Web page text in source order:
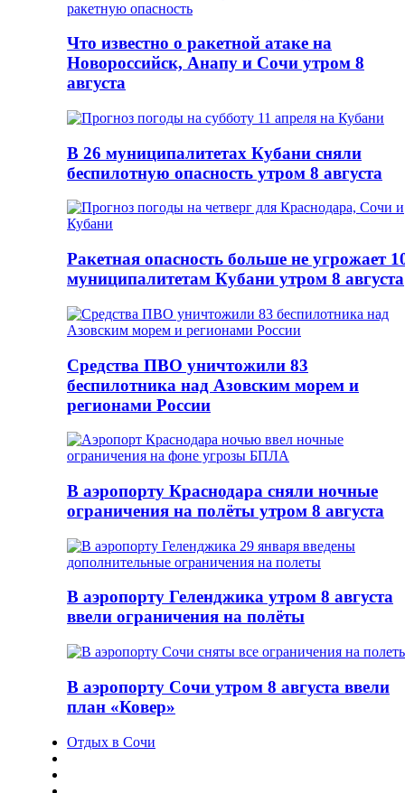
Что известно о ракетной атаке на
Новороссийск, Анапу и Сочи утром 8
августа
В 26 муниципалитетах Кубани сняли
беспилотную опасность утром 8 августа
Ракетная опасность больше не угрожает
муниципалитетам Кубани утром 8 августа
Средства ПВО уничтожили 83
беспилотника над Азовским морем и
регионами России
В аэропорту Краснодара сняли ночные
ограничения на полёты утром 8 августа
В аэропорту Геленджика утром 8 августа
ввели ограничения на полёты
В аэропорту Сочи утром 8 августа ввели
план «Ковер»
Отдых в Сочи